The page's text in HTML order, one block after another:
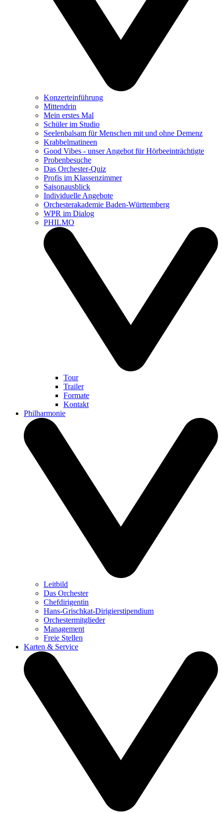
Konzerteinführung
Mittendrin
Mein erstes Mal
Schüler im Studio
Seelenbalsam für Menschen mit und ohne Demenz
Krabbelmatineen
Good Vibes - unser Angebot für Hörbeeinträchtigte
Probenbesuche
Das Orchester-Quiz
Profis im Klassenzimmer
Saisonausblick
Individuelle Angebote
Orchesterakademie Baden-Württemberg
WPR im Dialog
PHILMO
Tour
Trailer
Formate
Kontakt
Philharmonie
Leitbild
Das Orchester
Chefdirigentin
Hans-Grischkat-Dirigierstipendium
Orchestermitglieder
Management
Freie Stellen
Karten & Service